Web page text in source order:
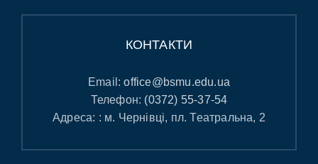
КОНТАКТИ
Email:office@bsmu.edu.ua
Телефон: (0372) 55-37-54
Адреса: : м. Чернівці, пл. Театральна, 2